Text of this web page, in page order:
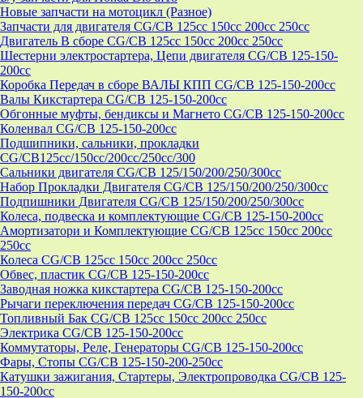
Новые запчасти на мотоцикл (Разное)
Запчасти для двигателя CG/CB 125cc 150cc 200cc 250cc
Двигатель В сборе CG/CB 125cc 150cc 200cc 250cc
Шестерни электростартера, Цепи двигателя CG/CB 125-150-
200cc
Коробка Передач в сборе ВАЛЫ КПП CG/CB 125-150-200cc
Валы Кикстартера CG/CB 125-150-200cc
Обгонные муфты, бендиксы и Магнето CG/CB 125-150-200cc
Коленвал CG/CB 125-150-200cc
Подшипники, сальники, прокладки
CG/CB125сс/150cc/200cc/250cc/300
Сальники двигателя CG/CB 125/150/200/250/300cc
Набор Прокладки Двигателя CG/CB 125/150/200/250/300cc
Подпишники Двигателя CG/CB 125/150/200/250/300cc
Колеса, подвеска и комплектующие CG/CB 125-150-200cc
Амортизатори и Комплектующие CG/CB 125cc 150cc 200cc
250cc
Колеса CG/CB 125cc 150cc 200cc 250cc
Обвес, пластик CG/CB 125-150-200cc
Заводная ножка кикстартера CG/CB 125-150-200cc
Рычаги переключения передач CG/CB 125-150-200cc
Топливный Бак CG/CB 125cc 150cc 200cc 250cc
Электрика CG/CB 125-150-200cc
Коммутаторы, Реле, Генераторы CG/CB 125-150-200cc
Фары, Стопы CG/CB 125-150-200-250cc
Катушки зажигания, Стартеры, Электропроводка CG/CB 125-
150-200cc